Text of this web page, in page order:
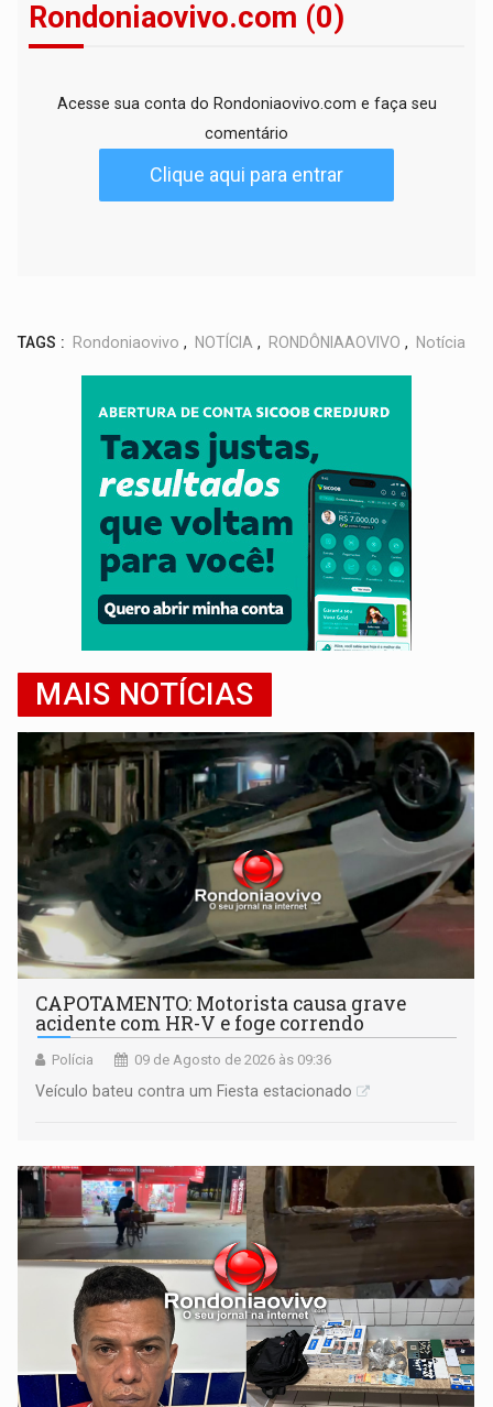
Rondoniaovivo.com (0)
Acesse sua conta do Rondoniaovivo.com e faça seu
comentário
Clique aqui para entrar
TAGS : Rondoniaovivo , NOTÍCIA , RONDÔNIAAOVIVO , Notícia
MAIS NOTÍCIAS
CAPOTAMENTO: Motorista causa grave
acidente com HR-V e foge correndo
Polícia 09 de Agosto de 2026 às 09:36
Veículo bateu contra um Fiesta estacionado